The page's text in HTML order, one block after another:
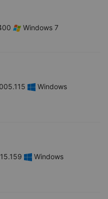
Windows 7
Windows
Windows